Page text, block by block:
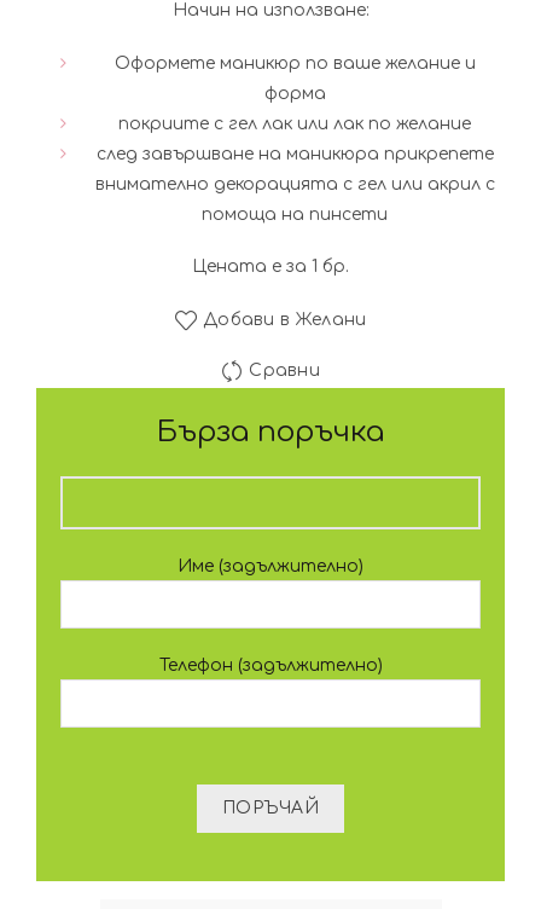
Начин на използване:
Оформете маникюр по ваше желание и
форма
покриите с гел лак или лак по желание
след завършване на маникюра прикрепете
внимателно декорацията с гел или акрил с
помоща на пинсети
Цената е за 1 бр.
Добави в Желани
Сравни
Бърза поръчка
Име (задължително)
Телефон (задължително)